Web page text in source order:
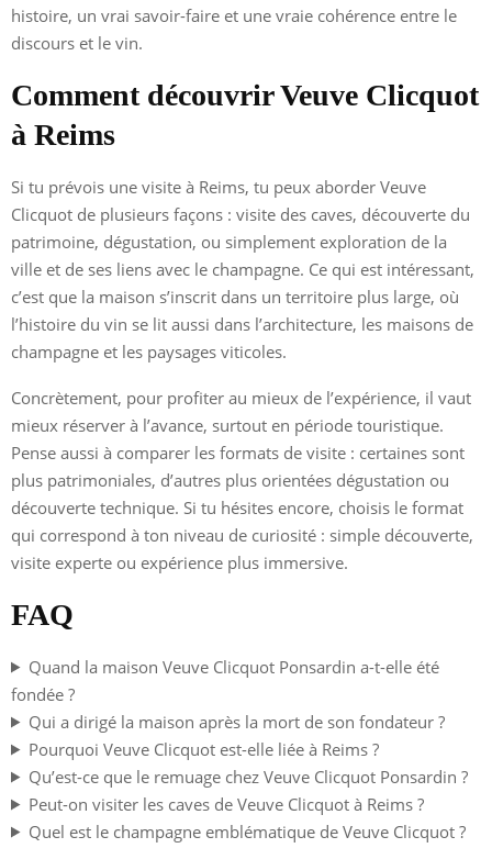
histoire, un vrai savoir-faire et une vraie cohérence entre le
discours et le vin.
Comment découvrir Veuve Clicquot
à Reims
Si tu prévois une visite à Reims, tu peux aborder Veuve
Clicquot de plusieurs façons : visite des caves, découverte du
patrimoine, dégustation, ou simplement exploration de la
ville et de ses liens avec le champagne. Ce qui est intéressant,
c’est que la maison s’inscrit dans un territoire plus large, où
l’histoire du vin se lit aussi dans l’architecture, les maisons de
champagne et les paysages viticoles.
Concrètement, pour profiter au mieux de l’expérience, il vaut
mieux réserver à l’avance, surtout en période touristique.
Pense aussi à comparer les formats de visite : certaines sont
plus patrimoniales, d’autres plus orientées dégustation ou
découverte technique. Si tu hésites encore, choisis le format
qui correspond à ton niveau de curiosité : simple découverte,
visite experte ou expérience plus immersive.
FAQ
Quand la maison Veuve Clicquot Ponsardin a-t-elle été
fondée ?
Qui a dirigé la maison après la mort de son fondateur ?
Pourquoi Veuve Clicquot est-elle liée à Reims ?
Qu’est-ce que le remuage chez Veuve Clicquot Ponsardin ?
Peut-on visiter les caves de Veuve Clicquot à Reims ?
Quel est le champagne emblématique de Veuve Clicquot ?